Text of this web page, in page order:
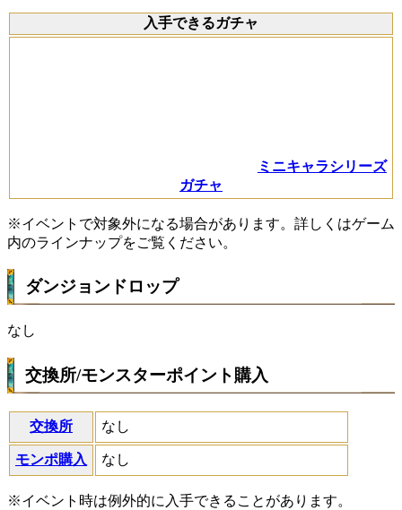
入手できるガチャ
ミニキャラシリーズ
ガチャ
※イベントで対象外になる場合があります。詳しくはゲーム
内のラインナップをご覧ください。
ダンジョンドロップ
なし
交換所/モンスターポイント購入
交換所 なし
モンポ購入 なし
※イベント時は例外的に入手できることがあります。